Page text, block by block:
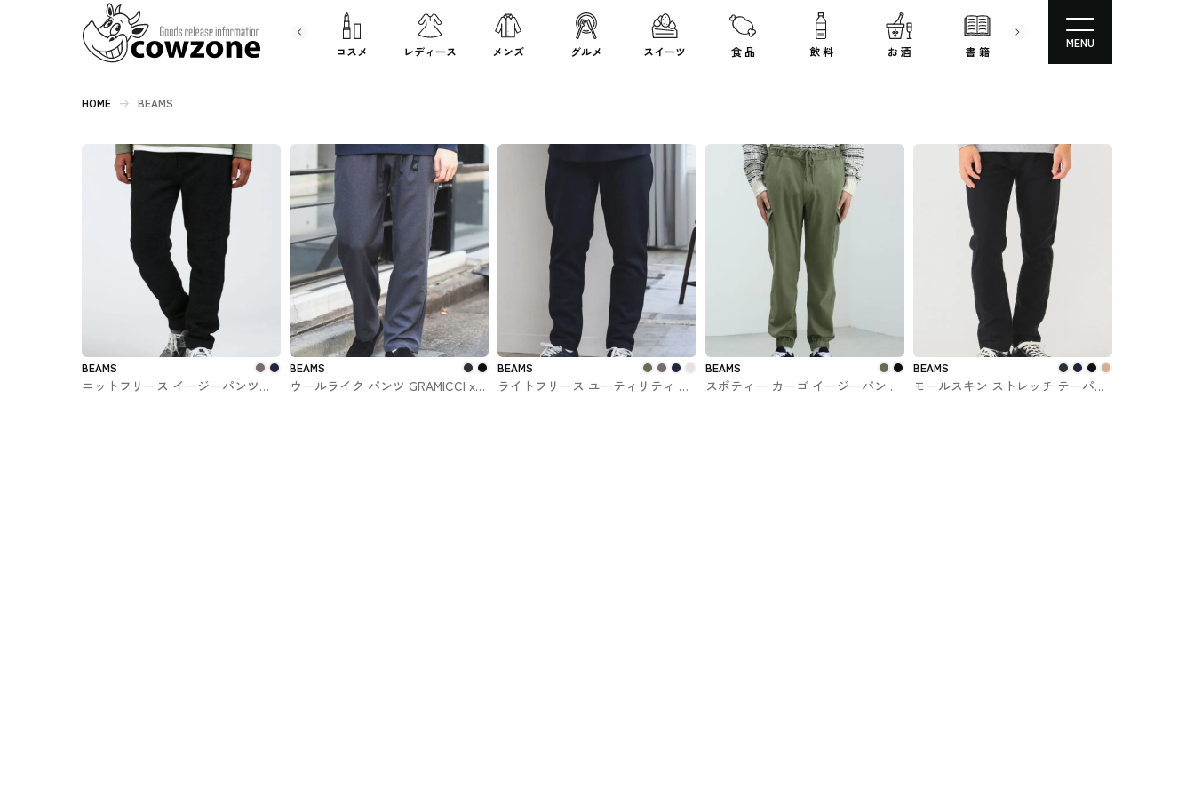
書 籍 文房具 コスメ レディース メンズ グルメ スイーツ 食 品 飲 料 お 酒 書 籍 文房具
MENU
HOME BEAMS
BEAMS
ニットフリース イージーパンツ
BEAMS
ウールライク パンツ GRAMICCI x
BEAMS
ライトフリース ユーティリティ イ
BEAMS
スポティー カーゴ イージーパンツ
BEAMS
モールスキン ストレッチ テーパー